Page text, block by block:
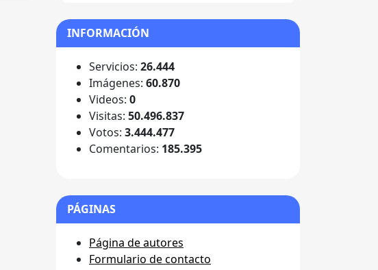
INFORMACIÓN
Servicios: 26.444
Imágenes: 60.870
Videos: 0
Visitas: 50.496.837
Votos: 3.444.477
Comentarios: 185.395
PÁGINAS
Página de autores
Formulario de contacto